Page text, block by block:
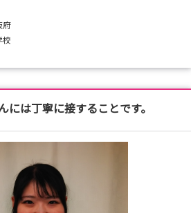
府
校
には丁寧に接することです。